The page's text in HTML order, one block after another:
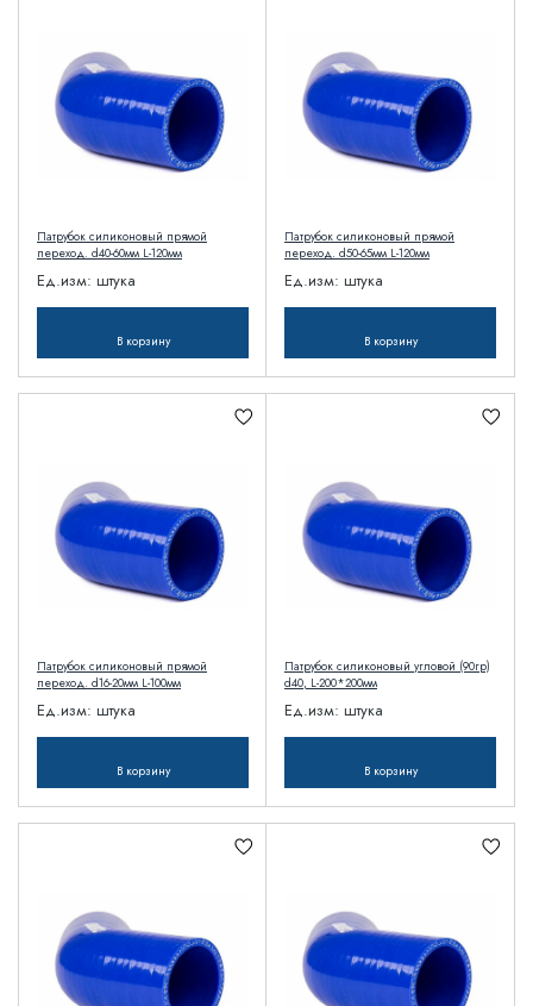
Патрубок силиконовый прямой
переход. d40-60мм L-120мм
Ед.изм: штука
В корзину
Патрубок силиконовый прямой
переход. d50-65мм L-120мм
Ед.изм: штука
В корзину
Патрубок силиконовый прямой
переход. d16-20мм L-100мм
Ед.изм: штука
В корзину
Патрубок силиконовый угловой (90гр)
d40, L-200*200мм
Ед.изм: штука
В корзину